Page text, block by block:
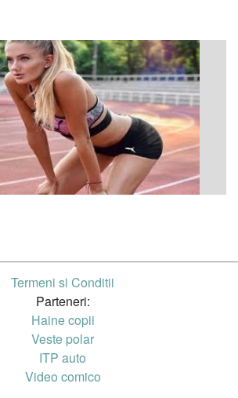
Termeni si Conditii
Parteneri:
Haine copii
Veste polar
ITP auto
Video comico